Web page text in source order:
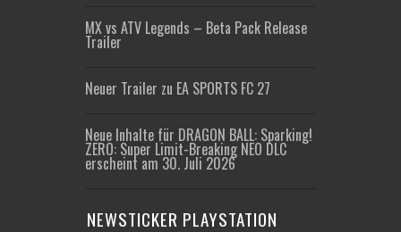
MX vs ATV Legends – Beta Pack Release
Trailer
Neuer Trailer zu EA SPORTS FC 27
Neue Inhalte für DRAGON BALL: Sparking!
ZERO: Super Limit-Breaking NEO DLC
erscheint am 30. Juli 2026
NEWSTICKER PLAYSTATION